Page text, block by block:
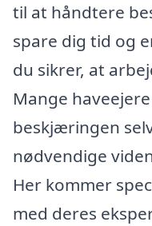
til at håndtere
spare dig tid og
du sikrer, at
Mange
beskjæringen
nødvendige
Her kommer
med deres